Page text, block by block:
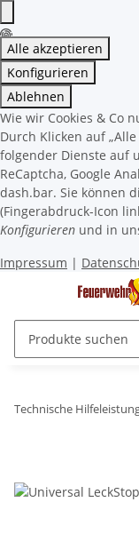
Alle akzeptieren
Konfigurieren
Ablehnen
Wie wir Cookies & Co
Durch Klicken auf
folgender Dienste auf
ReCaptcha, Google
dash.bar. Sie können
(Fingerabdruck-Icon
Konfigurieren und in
Impressum |
Technische